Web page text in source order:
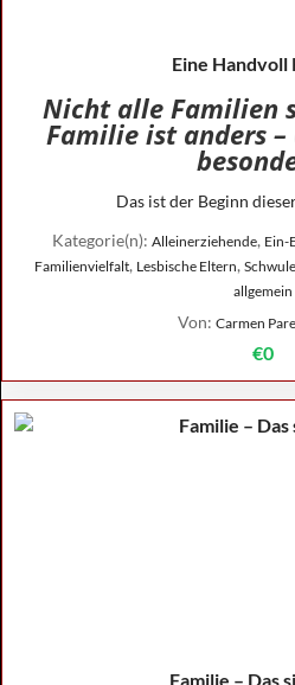
Eine Handvoll
Nicht alle Familien
Familie ist anders
Das ist der Beginn
Kategorie(n): Alleinerziehende, Ein-
Familienvielfalt, Lesbische Eltern,
allgemein
Von: Carmen
€0
Familie – Das